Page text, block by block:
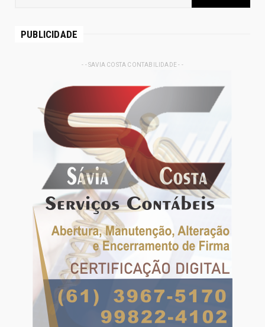
PUBLICIDADE
- - SAVIA COSTA CONTABILIDADE - -